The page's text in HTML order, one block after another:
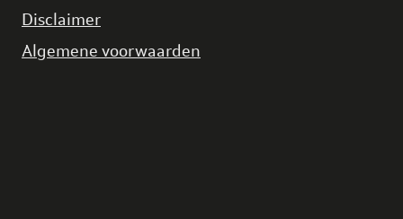
Disclaimer
Algemene voorwaarden